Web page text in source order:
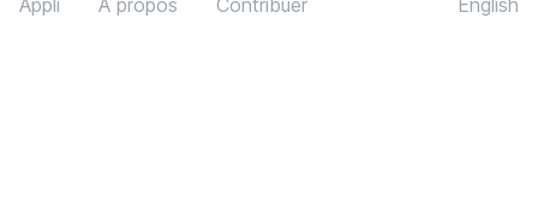
Appli À propos Contribuer English